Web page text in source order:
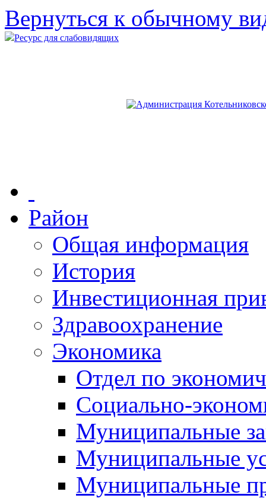
Вернуться к обычному
Ресурс для слабовидящих
Район
Общая информация
История
Инвестиционная
Здравоохранение
Экономика
Отдел по
Социально-
Муниципальные
Муниципальные
Муниципальные